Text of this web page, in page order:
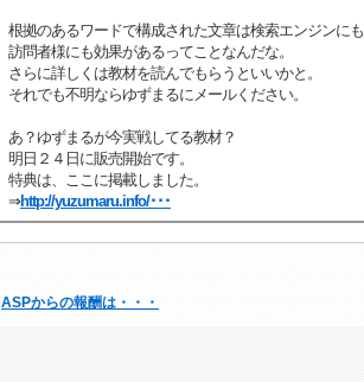
根拠のあるワードで構成された文章は検索エンジンにも
訪問者様にも効果があるってことなんだな。
さらに詳しくは教材を読んでもらうといいかと。
それでも不明ならゆずまるにメールください。
あ？ゆずまるが今実戦してる教材？
明日２４日に販売開始です。
特典は、ここに掲載しました。
⇒http://yuzumaru.info/･･･
ASPからの報酬は・・・